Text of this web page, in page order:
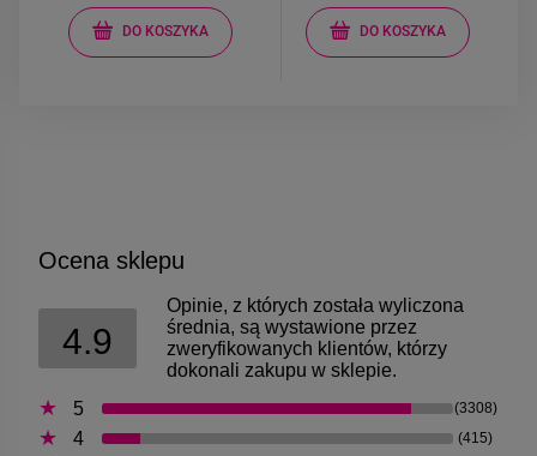
DO KOSZYKA DO KOSZYKA
Ocena sklepu
4.9
Opinie, z których została wyliczona
średnia, są wystawione przez
zweryfikowanych klientów, którzy
dokonali zakupu w sklepie.
5
(3308)
4 (415)